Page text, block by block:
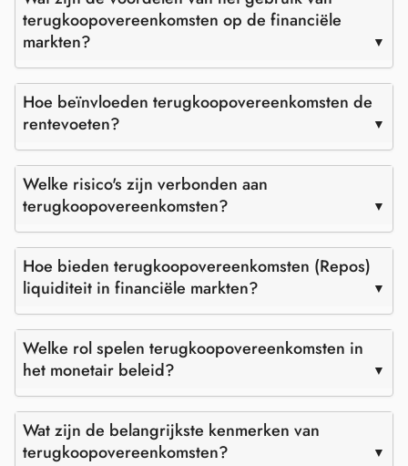
terugkoopovereenkomsten op de financiële
markten?
Hoe beïnvloeden terugkoopovereenkomsten de
rentevoeten?
Welke risico's zijn verbonden aan
terugkoopovereenkomsten?
Hoe bieden terugkoopovereenkomsten (Repos)
liquiditeit in financiële markten?
Welke rol spelen terugkoopovereenkomsten in
het monetair beleid?
Wat zijn de belangrijkste kenmerken van
terugkoopovereenkomsten?